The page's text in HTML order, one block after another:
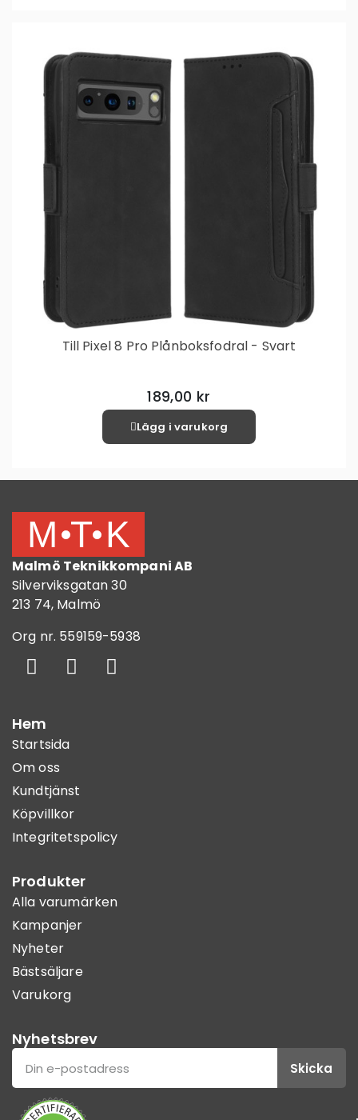
Till Pixel 8 Pro Plånboksfodral - Svart
189,00 kr
Lägg i varukorg
Malmö Teknikkompani AB
Silverviksgatan 30
213 74, Malmö
Org nr. 559159-5938
Hem
Startsida
Om oss
Kundtjänst
Köpvillkor
Integritetspolicy
Produkter
Alla varumärken
Kampanjer
Nyheter
Bästsäljare
Varukorg
Nyhetsbrev
Skicka